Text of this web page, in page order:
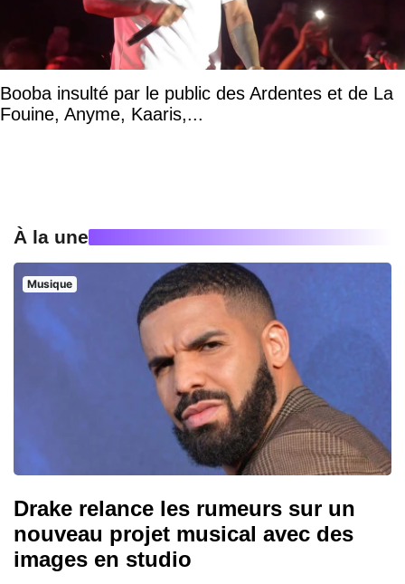
Booba insulté par le public des Ardentes et de La
Fouine, Anyme, Kaaris,...
À la une
Musique
Drake relance les rumeurs sur un
nouveau projet musical avec des
images en studio